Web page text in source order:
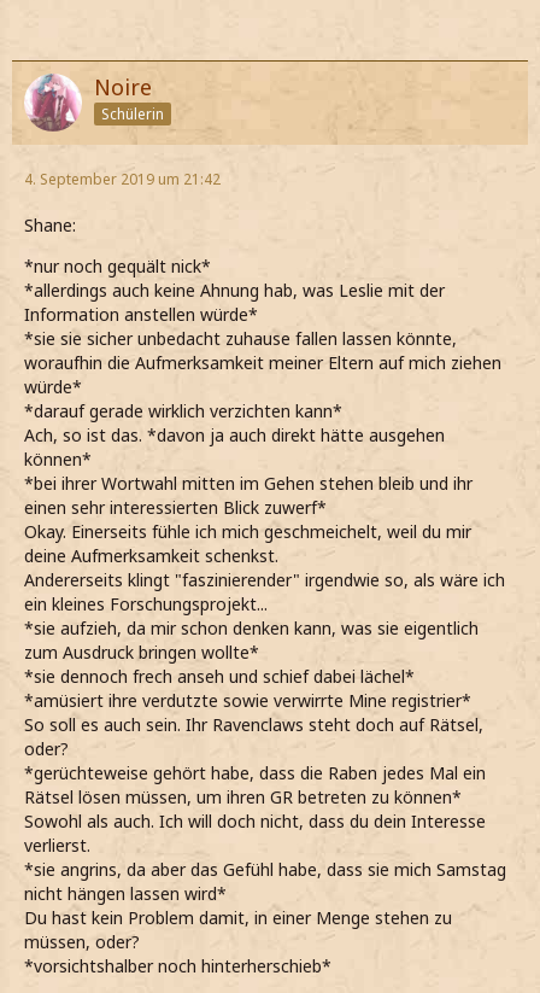
Noire
Schülerin
4. September 2019 um 21:42
Shane:
*nur noch gequält nick*
*allerdings auch keine Ahnung hab, was Leslie mit der
Information anstellen würde*
*sie sie sicher unbedacht zuhause fallen lassen könnte,
woraufhin die Aufmerksamkeit meiner Eltern auf mich ziehen
würde*
*darauf gerade wirklich verzichten kann*
Ach, so ist das. *davon ja auch direkt hätte ausgehen
können*
*bei ihrer Wortwahl mitten im Gehen stehen bleib und ihr
einen sehr interessierten Blick zuwerf*
Okay. Einerseits fühle ich mich geschmeichelt, weil du mir
deine Aufmerksamkeit schenkst.
Andererseits klingt "faszinierender" irgendwie so, als wäre ich
ein kleines Forschungsprojekt...
*sie aufzieh, da mir schon denken kann, was sie eigentlich
zum Ausdruck bringen wollte*
*sie dennoch frech anseh und schief dabei lächel*
*amüsiert ihre verdutzte sowie verwirrte Mine registrier*
So soll es auch sein. Ihr Ravenclaws steht doch auf Rätsel,
oder?
*gerüchteweise gehört habe, dass die Raben jedes Mal ein
Rätsel lösen müssen, um ihren GR betreten zu können*
Sowohl als auch. Ich will doch nicht, dass du dein Interesse
verlierst.
*sie angrins, da aber das Gefühl habe, dass sie mich Samstag
nicht hängen lassen wird*
Du hast kein Problem damit, in einer Menge stehen zu
müssen, oder?
*vorsichtshalber noch hinterherschieb*